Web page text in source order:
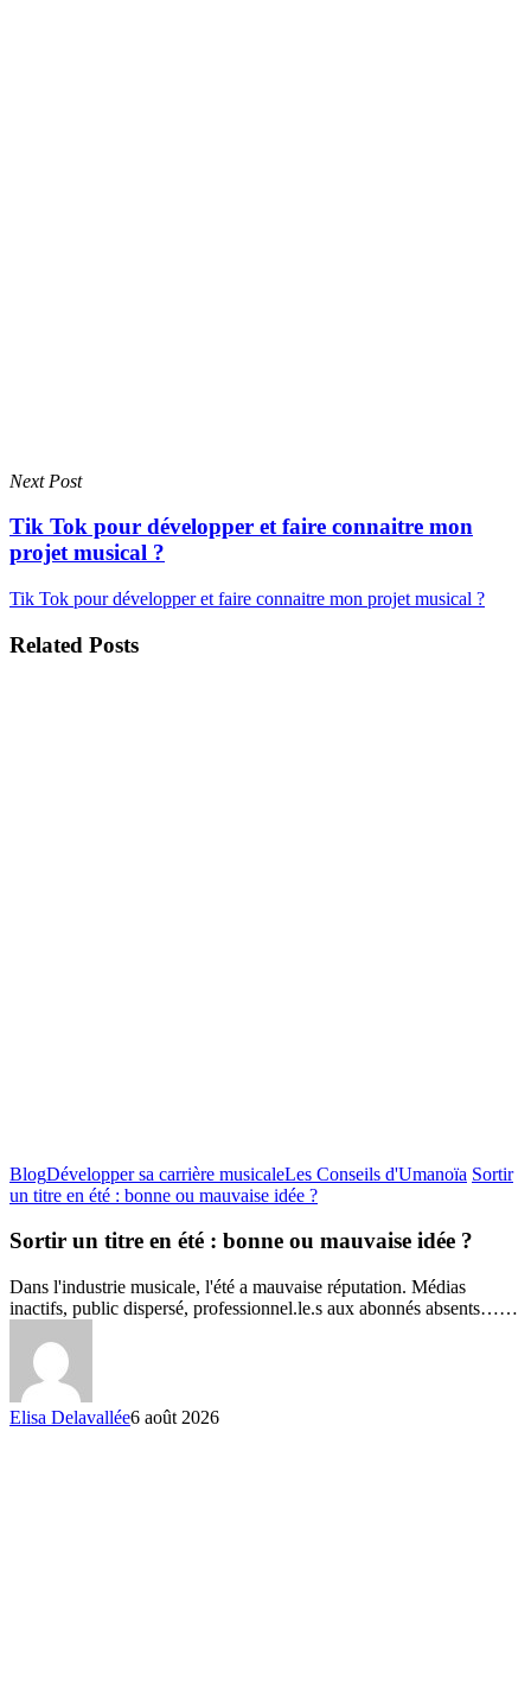
Next Post
Tik Tok pour développer et faire connaitre mon
projet musical ?
Tik Tok pour développer et faire connaitre mon projet musical ?
Related Posts
BlogDévelopper sa carrière musicaleLes Conseils d'Umanoïa Sortir
un titre en été : bonne ou mauvaise idée ?
Sortir un titre en été : bonne ou mauvaise idée ?
Dans l'industrie musicale, l'été a mauvaise réputation. Médias
inactifs, public dispersé, professionnel.le.s aux abonnés absents……
Elisa Delavallée6 août 2026